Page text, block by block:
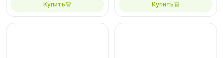
Купить Купить